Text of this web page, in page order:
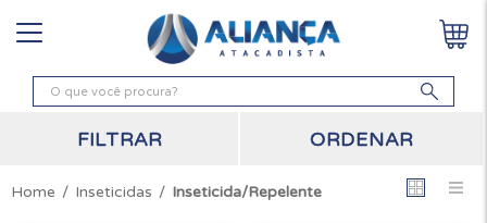
Inseticidas Inseticida/Repelente
FILTRAR ORDENAR